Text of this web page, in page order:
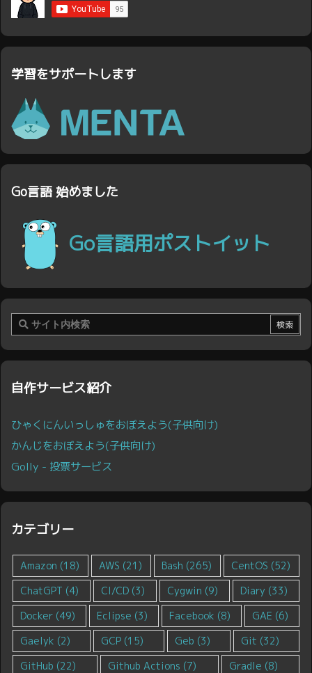
学習をサポートします
Go言語 始めました
Go言語用ポストイット
自作サービス紹介
ひゃくにんいっしゅをおぼえよう(子供向け)
かんじをおぼえよう(子供向け)
Golly - 投票サービス
カテゴリー
Amazon (18) AWS (21) Bash (265) CentOS (52)
ChatGPT (4) CI/CD (3) Cygwin (9) Diary (33)
Docker (49) Eclipse (3) Facebook (8) GAE (6)
Gaelyk (2) GCP (15) Geb (3) Git (32)
GitHub (22) Github Actions (7) Gradle (8)